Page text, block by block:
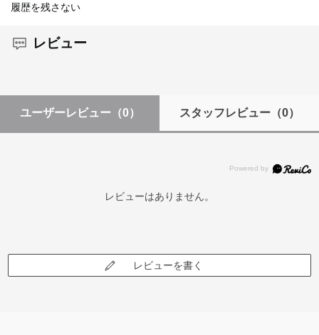
履歴を残さない
レビュー
ユーザーレビュー （0） スタッフレビュー（0）
レビューはありません。
レビューを書く